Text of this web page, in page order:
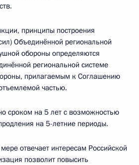
принципы построения
Объединённой региональной
обороны определяются
региональной системе
прилагаемым к Соглашению
частью.
сроком на 5 лет с возможностью
на 5-летние периоды.
отвечает интересам Российской
позволит повысить